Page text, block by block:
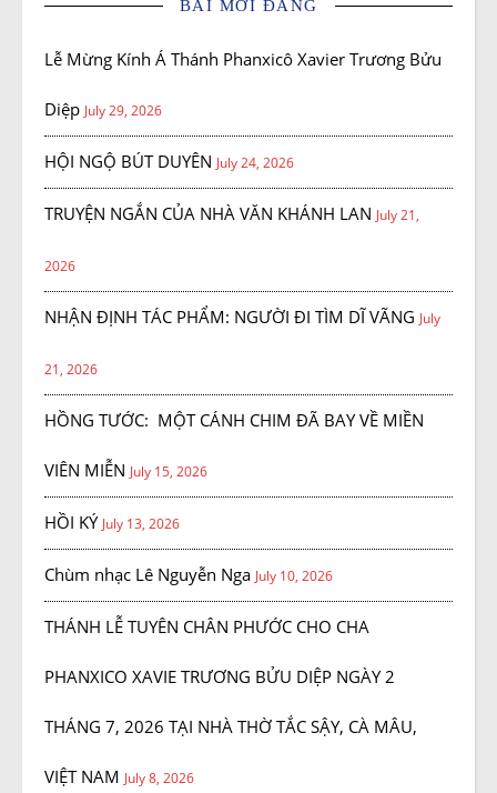
BÀI MỚI ĐĂNG
Lễ Mừng Kính Á Thánh Phanxicô Xavier Trương Bửu
Diệp July 29, 2026
HỘI NGỘ BÚT DUYÊN July 24, 2026
TRUYỆN NGẮN CỦA NHÀ VĂN KHÁNH LAN July 21,
2026
NHẬN ĐỊNH TÁC PHẨM: NGƯỜI ĐI TÌM DĨ VÃNG July
21, 2026
HỒNG TƯỚC: MỘT CÁNH CHIM ĐÃ BAY VỀ MIỀN
VIÊN MIỄN July 15, 2026
HỒI KÝ July 13, 2026
Chùm nhạc Lê Nguyễn Nga July 10, 2026
THÁNH LỄ TUYÊN CHÂN PHƯỚC CHO CHA
PHANXICO XAVIE TRƯƠNG BỬU DIỆP NGÀY 2
THÁNG 7, 2026 TẠI NHÀ THỜ TẮC SẬY, CÀ MÂU,
VIỆT NAM July 8, 2026